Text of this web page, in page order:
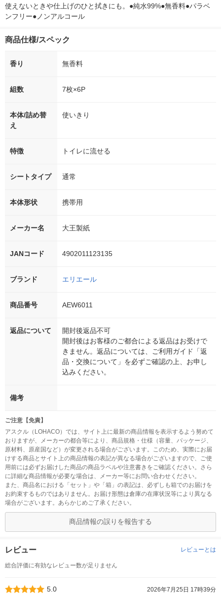
使えないときや仕上げのひと拭きにも。●純水99%●無香料●パラベ
ンフリー●ノンアルコール
商品仕様/スペック
香り 無香料
組数 7枚×6P
本体/詰め替
え
使いきり
特徴 トイレに流せる
シートタイプ 通常
本体形状 携帯用
メーカー名 大王製紙
JANコード 4902011123135
ブランド エリエール
商品番号 AEW6011
返品について
開封後返品不可
開封後はお客様のご都合による返品はお受けで
きません。返品については、ご利用ガイド「返
品・交換について」を必ずご確認の上、お申し
込みください。
備考
ご注意【免責】
アスクル（LOHACO）では、サイト上に最新の商品情報を表示するよう努めて
おりますが、メーカーの都合等により、商品規格・仕様（容量、パッケージ、
原材料、原産国など）が変更される場合がございます。このため、実際にお届
けする商品とサイト上の商品情報の表記が異なる場合がございますので、ご使
用前には必ずお届けした商品の商品ラベルや注意書きをご確認ください。さら
に詳細な商品情報が必要な場合は、メーカー等にお問い合わせください。
また、商品名における「セット」や「箱」の表記は、必ずしも箱でのお届けを
お約束するものではありません。お届け形態は倉庫の在庫状況等により異なる
場合がございます。あらかじめご了承ください。
商品情報の誤りを報告する
レビュー レビューとは
総合評価に有効なレビュー数が足りません
5.0
2026年7月25日 17時39分